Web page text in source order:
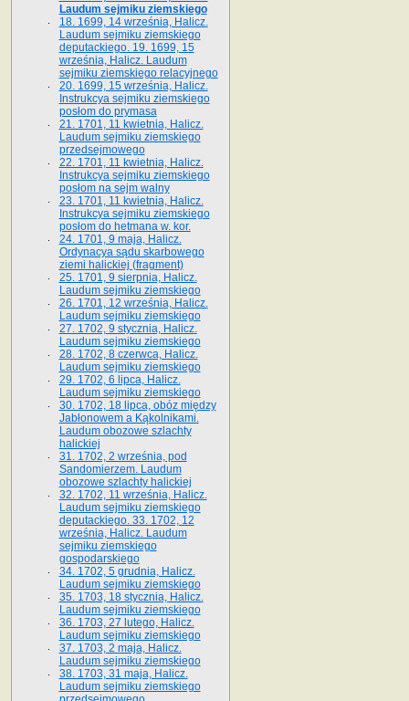
Laudum sejmiku ziemskiego
18. 1699, 14 września, Halicz.
Laudum sejmiku ziemskiego
deputackiego. 19. 1699, 15
września, Halicz. Laudum
sejmiku ziemskiego relacyjnego
20. 1699, 15 września, Halicz.
Instrukcya sejmiku ziemskiego
posłom do prymasa
21. 1701, 11 kwietnia, Halicz.
Laudum sejmiku ziemskiego
przedsejmowego
22. 1701, 11 kwietnia, Halicz.
Instrukcya sejmiku ziemskiego
posłom na sejm walny
23. 1701, 11 kwietnia, Halicz.
Instrukcya sejmiku ziemskiego
posłom do hetmana w. kor.
24. 1701, 9 maja, Halicz.
Ordynacya sądu skarbowego
ziemi halickiej (fragment)
25. 1701, 9 sierpnia, Halicz.
Laudum sejmiku ziemskiego
26. 1701, 12 września, Halicz.
Laudum sejmiku ziemskiego
27. 1702, 9 stycznia, Halicz.
Laudum sejmiku ziemskiego
28. 1702, 8 czerwca, Halicz.
Laudum sejmiku ziemskiego
29. 1702, 6 lipca, Halicz.
Laudum sejmiku ziemskiego
30. 1702, 18 lipca, obóz między
Jabłonowem a Kąkolnikami.
Laudum obozowe szlachty
halickiej
31. 1702, 2 września, pod
Sandomierzem. Laudum
obozowe szlachty halickiej
32. 1702, 11 września, Halicz.
Laudum sejmiku ziemskiego
deputackiego. 33. 1702, 12
września, Halicz. Laudum
sejmiku ziemskiego
gospodarskiego
34. 1702, 5 grudnia, Halicz.
Laudum sejmiku ziemskiego
35. 1703, 18 stycznia, Halicz.
Laudum sejmiku ziemskiego
36. 1703, 27 lutego, Halicz.
Laudum sejmiku ziemskiego
37. 1703, 2 maja, Halicz.
Laudum sejmiku ziemskiego
38. 1703, 31 maja, Halicz.
Laudum sejmiku ziemskiego